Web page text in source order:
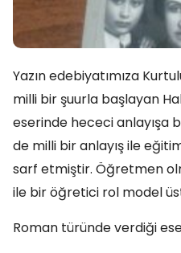
Yazın edebiyatımıza
milli bir şuurla başlayan
eserinde hececi anlayışa
de milli bir anlayış ile
sarf etmiştir. Öğretmen
ile bir öğretici rol model
Roman türünde verdiği